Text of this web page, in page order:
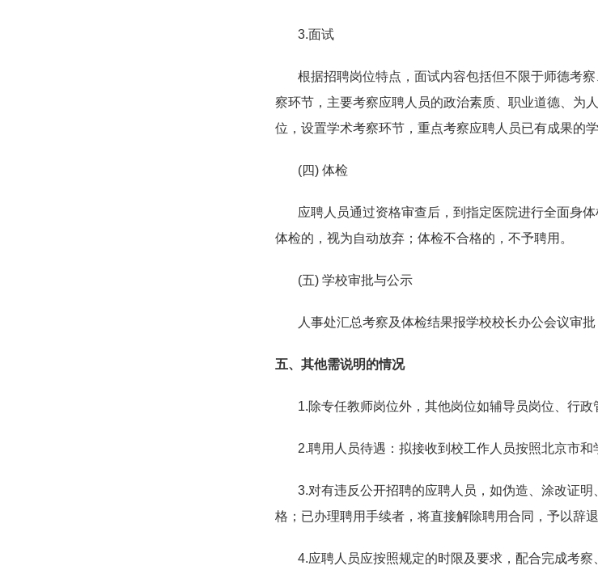
3.面试
根据招聘岗位特点，面试内容包括但不限于师德考察
察环节，主要考察应聘人员的政治素质、职业道德、为
位，设置学术考察环节，重点考察应聘人员已有成果的
(四)体检
应聘人员通过资格审查后，到指定医院进行全面身体
体检的，视为自动放弃；体检不合格的，不予聘用。
(五)学校审批与公示
人事处汇总考察及体检结果报学校校长办公会议审批
五、其他需说明的情况
1.除专任教师岗位外，其他岗位如辅导员岗位、行
2.聘用人员待遇：拟接收到校工作人员按照北京市和
3.对有违反公开招聘的应聘人员，如伪造、涂改证
格；已办理聘用手续者，将直接解除聘用合同，予以辞
4.应聘人员应按照规定的时限及要求，配合完成考